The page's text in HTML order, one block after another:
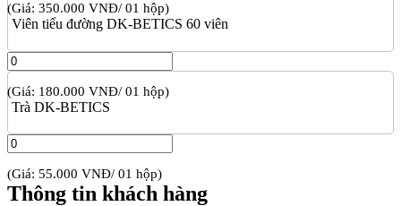
(Giá: 350.000 VNĐ/ 01 hộp)
Viên tiểu đường DK-BETICS 60 viên
(Giá: 180.000 VNĐ/ 01 hộp)
Trà DK-BETICS
(Giá: 55.000 VNĐ/ 01 hộp)
Thông tin khách hàng